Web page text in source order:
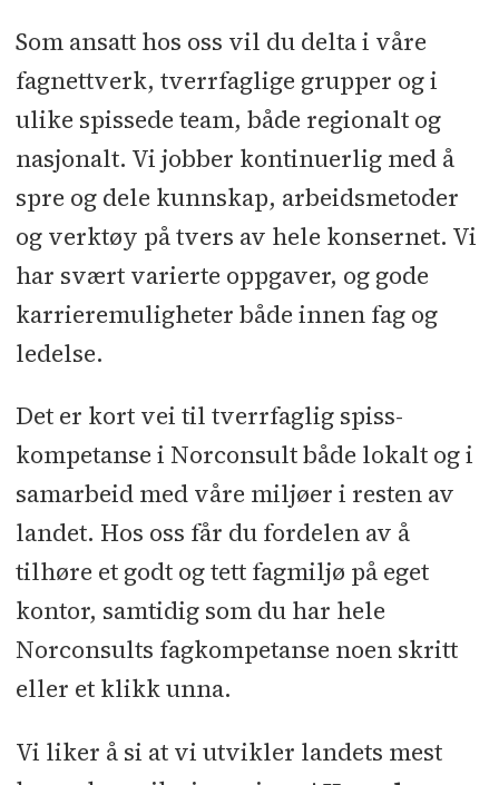
Som ansatt hos oss vil du delta i våre
fagnettverk, tverrfaglige grupper og i
ulike spissede team, både regionalt og
nasjonalt. Vi jobber kontinuerlig med å
spre og dele kunnskap, arbeidsmetoder
og verktøy på tvers av hele konsernet. Vi
har svært varierte oppgaver, og gode
karrieremuligheter både innen fag og
ledelse.
Det er kort vei til tverrfaglig spiss-
kompetanse i Norconsult både lokalt og i
samarbeid med våre miljøer i resten av
landet. Hos oss får du fordelen av å
tilhøre et godt og tett fagmiljø på eget
kontor, samtidig som du har hele
Norconsults fagkompetanse noen skritt
eller et klikk unna.
Vi liker å si at vi utvikler landets mest